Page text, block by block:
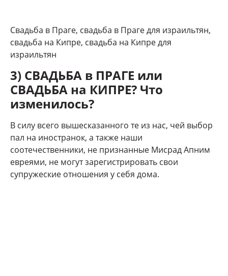
Свадьба в Праге, свадьба в Праге для израильтян,
свадьба на Кипре, свадьба на Кипре для
израильтян
3) СВАДЬБА в ПРАГЕ или
СВАДЬБА на КИПРЕ? Что
изменилось?
В силу всего вышесказанного те из нас, чей выбор
пал на иностранок, а также наши
соотечественники, не признанные Мисрад Апним
евреями, не могут зарегистрировать свои
супружеские отношения у себя дома.